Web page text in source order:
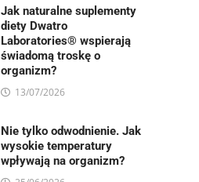
Jak naturalne suplementy
diety Dwatro
Laboratories® wspierają
świadomą troskę o
organizm?
13/07/2026
Nie tylko odwodnienie. Jak
wysokie temperatury
wpływają na organizm?